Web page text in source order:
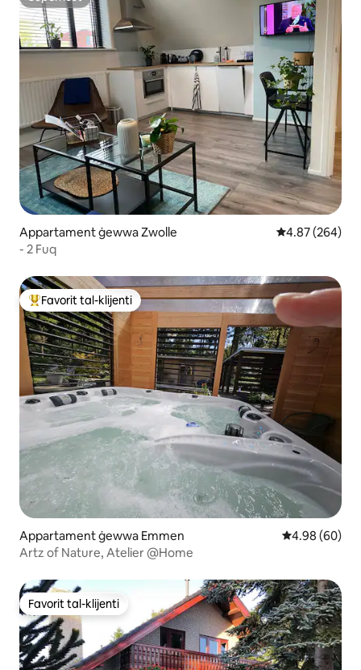
Superhost
Appartament ġewwa Zwolle Rating medju
4.87 (264)
- 2 Fuq
Wieħed mill-aqwa favoriti tal-klijenti
Favorit tal-klijenti
Appartament ġewwa Emmen Rating medju
4.98 (60)
Artz of Nature, Atelier @Home
Favorit tal-klijenti
Favorit tal-klijenti